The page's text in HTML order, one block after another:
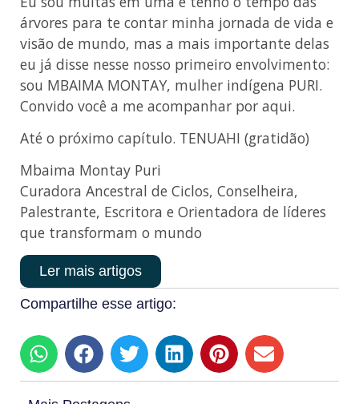
árvores para te contar minha jornada de vida e
visão de mundo, mas a mais importante delas
eu já disse nesse nosso primeiro envolvimento:
sou MBAIMA MONTAY, mulher indígena PURI.
Convido você a me acompanhar por aqui.
Até o próximo capítulo. TENUAHI (gratidão)
Mbaima Montay Puri
Curadora Ancestral de Ciclos, Conselheira,
Palestrante, Escritora e Orientadora de líderes
que transformam o mundo
Ler mais artigos
Compartilhe esse artigo: